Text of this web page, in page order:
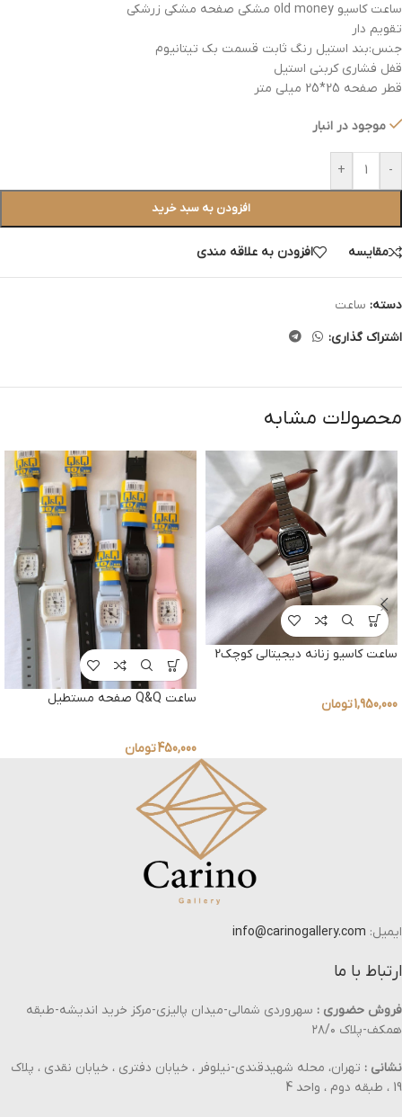
ساعت کاسیو old money مشکی صفحه مشکی زرشکی
تقویم دار
جنس:بند استیل رنگ ثابت قسمت بک تیتانیوم
قفل فشاری کربنی استیل
قطر صفحه 25*25 میلی متر
موجود در انبار
-
+
افزودن به سبد خرید
مقایسه افزودن به علاقه مندی
دسته: ساعت
اشتراک گذاری:
محصولات مشابه
ساعت کاسیو زنانه دیجیتالی کوچک2
1,950,000تومان ساعت Q&Q صفحه مستطیل
450,000تومان
ایمیل: info@carinogallery.com
ارتباط با ما
فروش حضوری : سهروردی شمالی-میدان پالیزی-مرکز خرید اندیشه-طبقه
همکف-پلاک ۲۸/۰
نشانی : تهران، محله شهیدقندی-نیلوفر ، خیابان دفتری ، خیابان نقدی ، پلاک
19 ، طبقه دوم ، واحد 4